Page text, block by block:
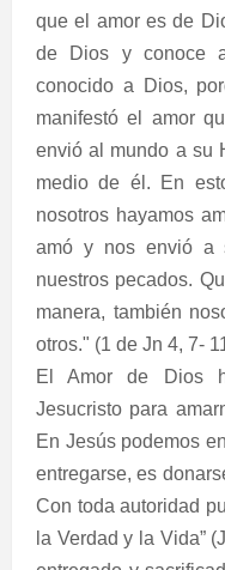
que el amor es de
de Dios y conoce
conocido a Dios,
manifestó el amor
envió al mundo a su
medio de él. En
nosotros hayamos
amó y nos envió a
nuestros pecados.
manera, también
otros." (1 de Jn 4, 7-
El Amor de Dios
Jesucristo para
En Jesús podemos
entregarse, es
Con toda autoridad
la Verdad y la Vida”